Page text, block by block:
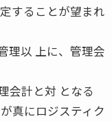
することが望まれ
理以 上に、管理会
会計と対 となる
真にロジスティク